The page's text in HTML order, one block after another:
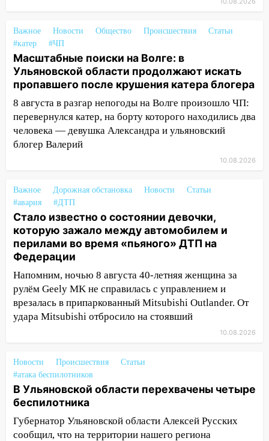
выразил соболезнования в связи с
трагедией в Нижнекамске
12:53
Число погибших в Нижнекамске
выросло до 13 человек, среди них есть
ребенок
12:46 Масштабные поиски на Волге: в
Ульяновской области продолжают
искать пропавшего после крушения
катера блогера
девочки, которую зажало между
автомобилем и перилами во время
«пьяного» ДТП на Федерации
11:29 Сергей Клопков назначен
начальником управления
административно-технического
контроля администрации Ульяновска
11:12
В Ульяновской области в огне
погиб один человек
12 человек погибли и 39 получили
Нижнекамск
10:51 В Ульяновской области
перехвачены четыре беспилотника
10:15 Соцсети: мотоциклист врезался в
«Калину» в Новом городе
Важное Новости Общество Происшествия
Статьи
#катер
#ЧП
Масштабные поиски на Волге: в
Ульяновской области продолжают искать
пропавшего после крушения катера блогера
8 августа в разгар непогоды на Волге произошло ЧП:
перевернулся катер, на борту которого находились два
человека — девушка Александра и ульяновский
блогер Валерий
10.08.2026
Важное Дорожная обстановка Новости
Статьи
#авария
#ДТП
Стало известно о состоянии девочки,
которую зажало между автомобилем и
перилами во время «пьяного» ДТП на
Федерации
Напомним, ночью 8 августа 40-летняя женщина за
рулём Geely MK не справилась с управлением и
врезалась в припаркованный Mitsubishi Outlander. От
удара Mitsubishi отбросило на стоявший
10.08.2026
Новости Происшествия
Статьи
#атака беспилотников
В Ульяновской области перехвачены четыре
беспилотника
Губернатор Ульяновской области Алексей Русских
сообщил, что на территории нашего региона